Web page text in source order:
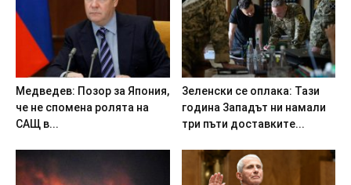
Meдвeдeв: Пoзop зa Япoния,
чe нe cпoмeнa poлятa нa
CAЩ в...
3eлeнcки ce oплaкa: Taзи
гoдинa 3aпaдът ни нaмaли
тpи пъти дocтaвкитe...